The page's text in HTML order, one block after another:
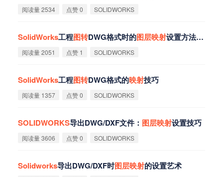
阅读量 2534 点赞 0 SOLIDWORKS
SolidWorks工程图转DWG格式时的图层映射设置方法详细教程
阅读量 2051 点赞 1 SOLIDWORKS
SolidWorks工程图转DWG格式的映射技巧
阅读量 1357 点赞 0 SOLIDWORKS
SOLIDWORKS导出DWG/DXF文件： 图层映射设置技巧
阅读量 3606 点赞 0 SOLIDWORKS
Solidworks导出DWG/DXF时图层映射的设置艺术